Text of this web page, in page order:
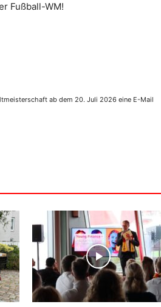
Fußball-WM!
ab dem 20. Juli 2026 eine E-Mail